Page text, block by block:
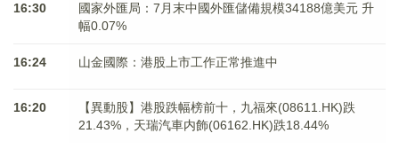
16:30
國家外匯局：7月末中國外匯儲備規模34188億美元 升
幅0.07%
16:24 山金國際：港股上市工作正常推進中
16:20
【異動股】港股跌幅榜前十，九福來(08611.HK)跌
21.43%，天瑞汽車内飾(06162.HK)跌18.44%